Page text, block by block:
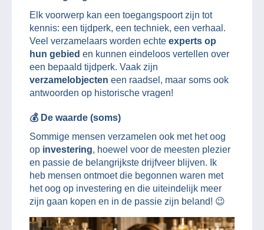
Elk voorwerp kan een toegangspoort zijn tot
kennis: een tijdperk, een techniek, een verhaal.
Veel verzamelaars worden echte experts op
hun gebied en kunnen eindeloos vertellen over
een bepaald tijdperk. Vaak zijn
verzamelobjecten een raadsel, maar soms ook
antwoorden op historische vragen!
💰 De waarde (soms)
Sommige mensen verzamelen ook met het oog
op investering, hoewel voor de meesten plezier
en passie de belangrijkste drijfveer blijven. Ik
heb mensen ontmoet die begonnen waren met
het oog op investering en die uiteindelijk meer
zijn gaan kopen en in de passie zijn beland! 😉